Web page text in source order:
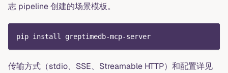
志 pipeline 创建的场景模板。
pip install greptimedb-mcp-server
传输方式（stdio、SSE、Streamable HTTP）和配置详见